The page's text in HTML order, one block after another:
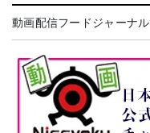
動画配信フードジャーナル